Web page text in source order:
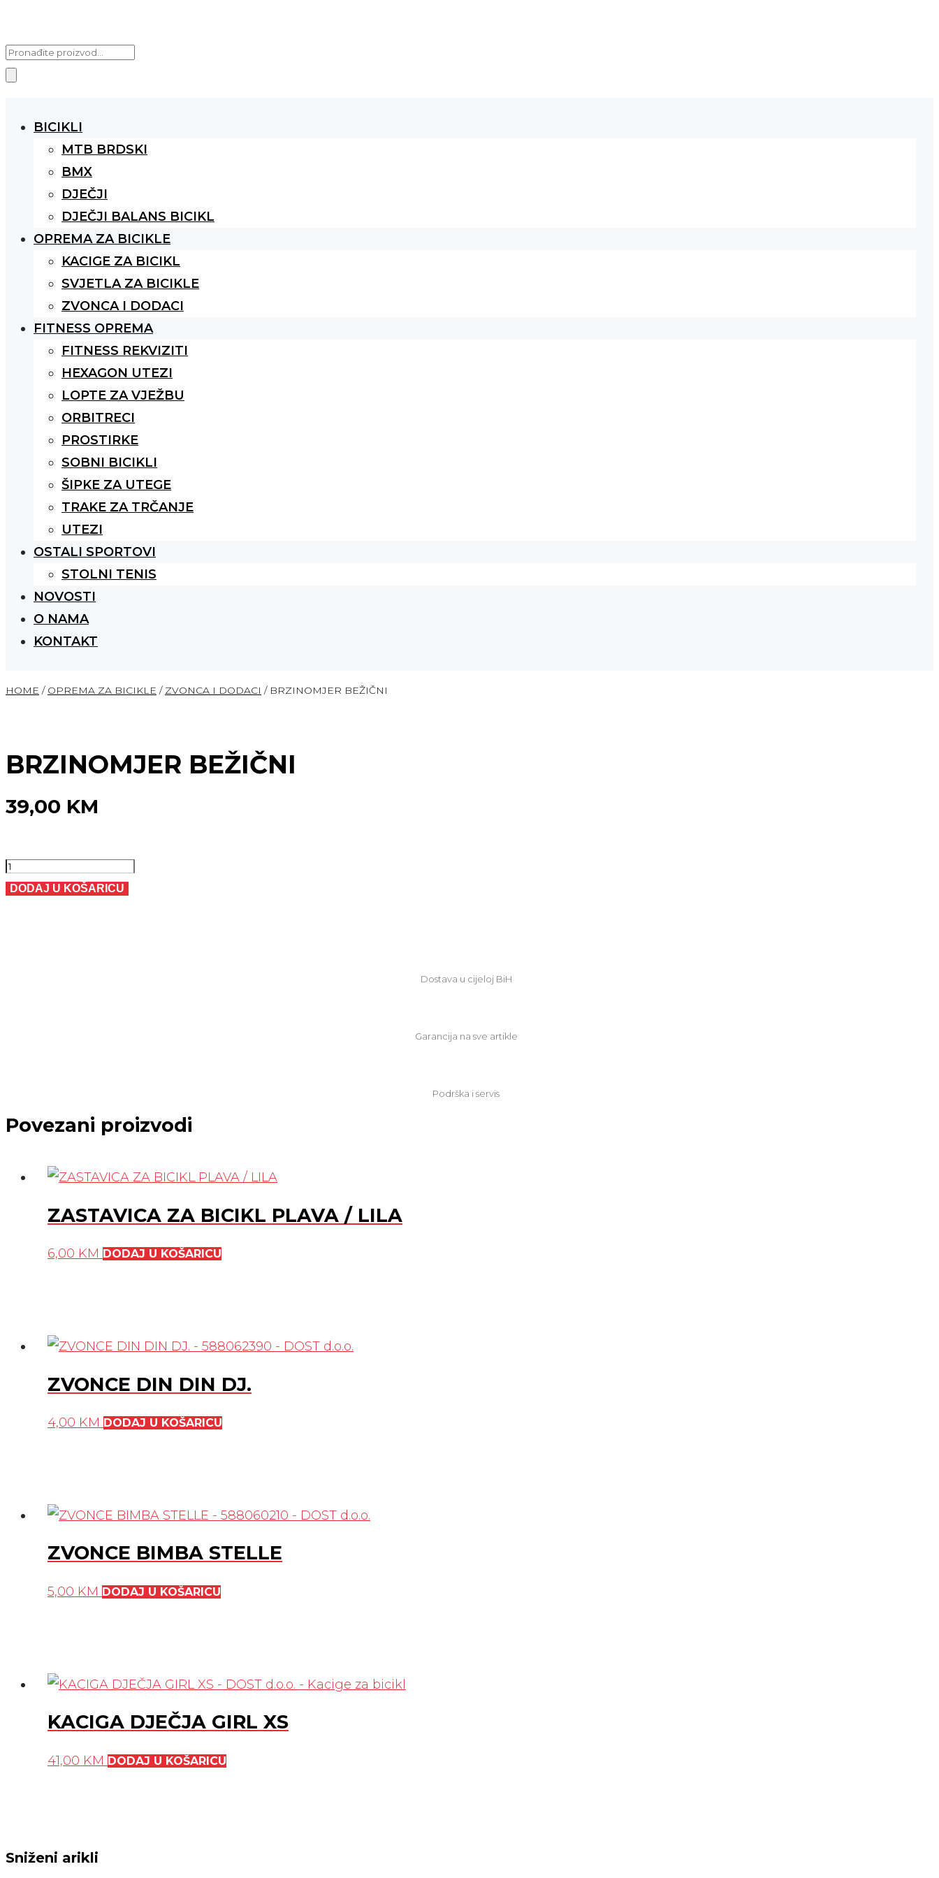
Products
search
BICIKLI
MTB BRDSKI
BMX
DJEČJI
DJEČJI BALANS BICIKL
OPREMA ZA BICIKLE
KACIGE ZA BICIKL
SVJETLA ZA BICIKLE
ZVONCA I DODACI
FITNESS OPREMA
FITNESS REKVIZITI
HEXAGON UTEZI
LOPTE ZA VJEŽBU
ORBITRECI
PROSTIRKE
SOBNI BICIKLI
ŠIPKE ZA UTEGE
TRAKE ZA TRČANJE
UTEZI
OSTALI SPORTOVI
STOLNI TENIS
NOVOSTI
O NAMA
KONTAKT
HOME / OPREMA ZA BICIKLE / ZVONCA I DODACI / BRZINOMJER BEŽIČNI
BRZINOMJER BEŽIČNI
39,00 KM
BRZINOMJER
BEŽIČNI
DODAJ U KOŠARICU
Dostava u cijeloj BiH
Garancija na sve artikle
Podrška i servis
Povezani proizvodi
ZASTAVICA ZA BICIKL PLAVA / LILA
6,00 KM DODAJ U KOŠARICU
ZVONCE DIN DIN DJ.
4,00 KM DODAJ U KOŠARICU
ZVONCE BIMBA STELLE
5,00 KM DODAJ U KOŠARICU
KACIGA DJEČJA GIRL XS
41,00 KM DODAJ U KOŠARICU
Sniženi arikli